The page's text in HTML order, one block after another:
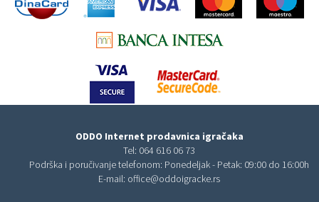
ODDO Internet prodavnica igračaka
Tel: 064 616 06 73
Podrška i poručivanje telefonom: Ponedeljak - Petak: 09:00 do 16:00h
E-mail: office@oddoigracke.rs